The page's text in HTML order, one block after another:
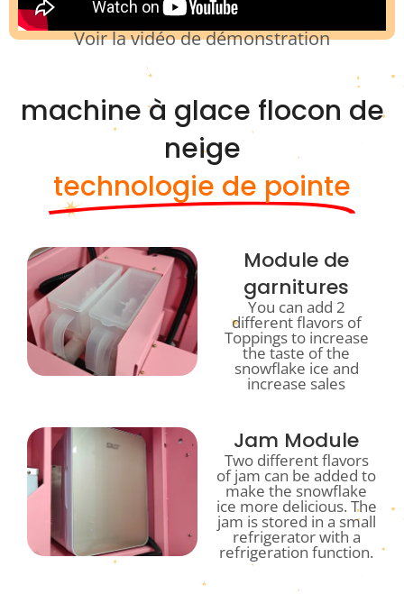
Voir la vidéo de démonstration
machine à glace flocon de
neige
technologie de pointe
Module de
garnitures
You can add 2
different flavors of
Toppings to increase
the taste of the
snowflake ice and
increase sales
Jam Module
Two different flavors
of jam can be added to
make the snowflake
ice more delicious. The
jam is stored in a small
refrigerator with a
refrigeration function.